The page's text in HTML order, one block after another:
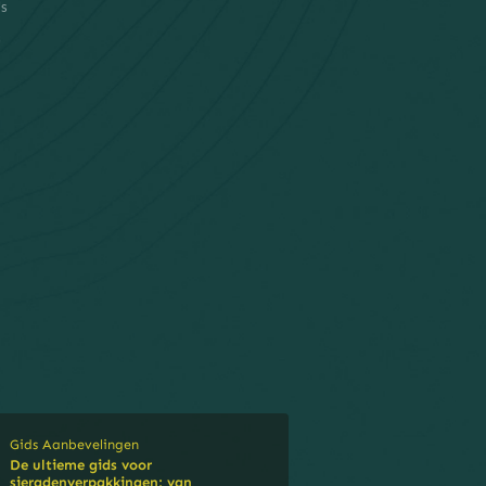
Gids Aanbevelingen
De ultieme gids voor
sieradenverpakkingen: van